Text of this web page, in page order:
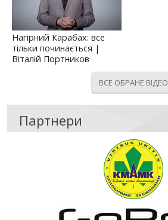
Нагірний Карабах: все
тільки починається |
Віталій Портников
ВСЕ ОБРАНЕ ВІДЕО
Партнери